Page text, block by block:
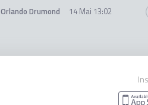
Orlando Drumond 14 Mai 13:02